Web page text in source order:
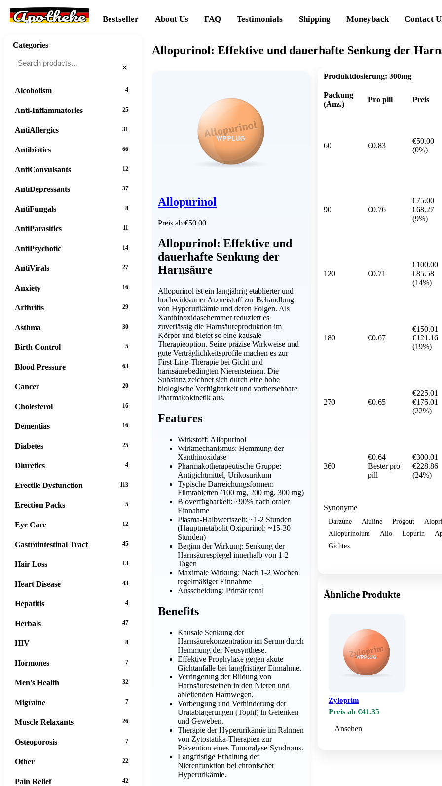
Apotheke Bestseller About Us FAQ Testimonials Shipping Moneyback Contact
Allopurinol: Effektive und dauerhafte Senkung der
Allopurinol
Preis ab €50.00
Allopurinol: Effektive und
dauerhafte Senkung der
Harnsäure
Allopurinol ist ein langjährig etablierter und
hochwirksamer Arzneistoff zur Behandlung
von Hyperurikämie und deren Folgen. Als
Xanthinoxidasehemmer reduziert es
zuverlässig die Harnsäureproduktion im
Körper und bietet so eine kausale
Therapieoption. Seine präzise Wirkweise und
gute Verträglichkeitsprofile machen es zur
First-Line-Therapie bei Gicht und
harnsäurebedingten Nierensteinen. Die
Substanz zeichnet sich durch eine hohe
biologische Verfügbarkeit und vorhersehbare
Pharmakokinetik aus.
Features
Wirkstoff: Allopurinol
Wirkmechanismus: Hemmung der
Xanthinoxidase
Pharmakotherapeutische Gruppe:
Antigichtmittel, Urikosurikum
Typische Darreichungsformen:
Filmtabletten (100 mg, 200 mg, 300 mg)
Bioverfügbarkeit: ~90% nach oraler
Einnahme
Plasma-Halbwertszeit: ~1-2 Stunden
(Hauptmetabolit Oxipurinol: ~15-30
Stunden)
Beginn der Wirkung: Senkung der
Harnsäurespiegel innerhalb von 1-2
Tagen
Maximale Wirkung: Nach 1-2 Wochen
regelmäßiger Einnahme
Ausscheidung: Primär renal
Benefits
Kausale Senkung der
Harnsäurekonzentration im Serum durch
Hemmung der Neusynthese.
Effektive Prophylaxe gegen akute
Gichtanfälle bei langfristiger Einnahme.
Verringerung der Bildung von
Harnsäuresteinen in den Nieren und
ableitenden Harnwegen.
Vorbeugung und Verhinderung der
Uratablagerungen (Tophi) in Gelenken
und Geweben.
Therapie der Hyperurikämie im Rahmen
von Zytostatika-Therapien zur
Prävention eines Tumoralyse-Syndroms.
Langfristige Erhaltung der
Nierenfunktion bei chronischer
Hyperurikämie.
Produktdosierung: 300mg
Packung
(Anz.)
Pro pill Preis
60 €0.83
€50.00
(0%)
90 €0.76
€75.00
€68.27
(9%)
120 €0.71
€100.00
€85.58
(14%)
180 €0.67
€150.01
€121.16
(19%)
270 €0.65
€225.01
€175.01
(22%)
360
€0.64
Bester pro
pill
€300.01
€228.86
(24%)
Synonyme
Darzune Aluline Progout
Allopurinolum
Allo Lopurin
Gichtex
Ähnliche Produkte
Zyloprim
Preis ab €41.35
Ansehen
Categories
×
Alcoholism 4
Anti-Inflammatories 25
AntiAllergics 31
Antibiotics 66
AntiConvulsants 12
AntiDepressants 37
AntiFungals 8
AntiParasitics 11
AntiPsychotic 14
AntiVirals 27
Anxiety 16
Arthritis 29
Asthma 30
Birth Control 5
Blood Pressure 63
Cancer 20
Cholesterol 16
Dementias 16
Diabetes 25
Diuretics 4
Erectile Dysfunction 113
Erection Packs 5
Eye Care 12
Gastrointestinal Tract 45
Hair Loss 13
Heart Disease 43
Hepatitis 4
Herbals 47
HIV 8
Hormones 7
Men's Health 32
Migraine 7
Muscle Relaxants 26
Osteoporosis 7
Other 22
Pain Relief 42